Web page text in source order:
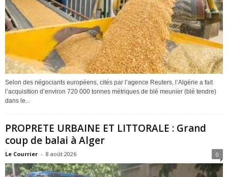
Selon des négociants européens, cités par l’agence Reuters, l’Algérie a fait
l’acquisition d’environ 720 000 tonnes métriques de blé meunier (blé tendre)
dans le...
PROPRETE URBAINE ET LITTORALE : Grand
coup de balai à Alger
Le Courrier - 8 août 2026 0